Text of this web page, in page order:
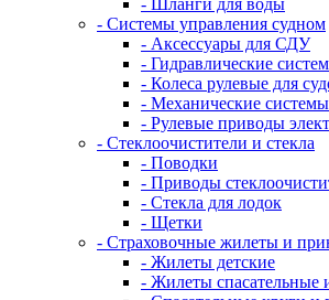
- Системы управления судном
- Аксессуары для СДУ
- Гидравлические
- Колеса рулевые для
- Механические
- Рулевые приводы
- Стеклоочистители и стекла
- Поводки
- Приводы
- Стекла для лодок
- Щетки
- Страховочные жилеты и
- Жилеты детские
- Жилеты спасательные